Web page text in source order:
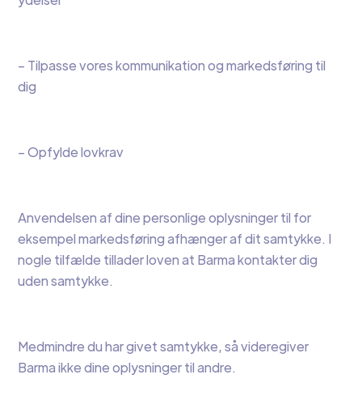
– Tilpasse vores kommunikation og markedsføring til
dig
– Opfylde lovkrav
Anvendelsen af dine personlige oplysninger til for
eksempel markedsføring afhænger af dit samtykke. I
nogle tilfælde tillader loven at Barma kontakter dig
uden samtykke.
Medmindre du har givet samtykke, så videregiver
Barma ikke dine oplysninger til andre.